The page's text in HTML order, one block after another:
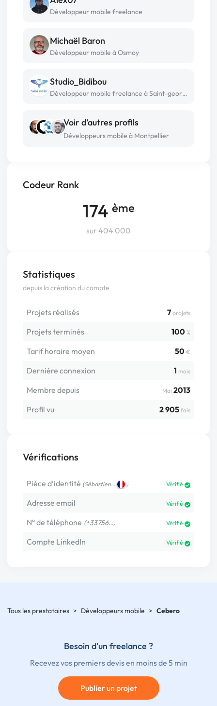
Codeur Rank
174 ème
sur 404 000
Statistiques
depuis la création du compte
Projets réalisés 7 projets
Projets terminés 100 %
Tarif horaire moyen 50 €
Dernière connexion 1 mois
Membre depuis Mai 2013
Profil vu
2 905 fois
Vérifications
Pièce d’identité (Sébastien… ) Vérifié
Adresse email Vérifié
N° de téléphone (+33756…) Vérifié
Compte LinkedIn Vérifié
Développeur mobile freelance
Michaël Baron
Développeur mobile à Osmoy
Studio_Bidibou
Développeur mobile freelance à Saint-georges d'oléron
Voir d’autres profils
Développeurs mobile à Montpellier
Tous les prestataires > Développeurs mobile > Cebero
Besoin d'un freelance ?
Recevez vos premiers devis en moins de 5 min
Publier un projet